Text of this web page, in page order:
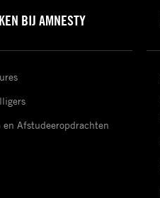
BIJ AMNESTY
en Afstudeeropdrachten